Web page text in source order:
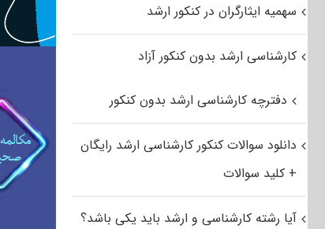
سهمیه ایثارگران در کنکور ارشد
کارشناسی ارشد بدون کنکور آزاد
دفترچه کارشناسی ارشد بدون کنکور
دانلود سوالات کنکور کارشناسی ارشد رایگان
+ کلید سوالات
آیا رشته کارشناسی و ارشد باید یکی باشد؟